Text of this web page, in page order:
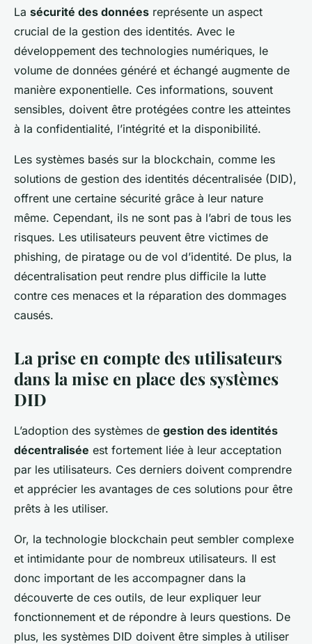
La sécurité des données représente un aspect
crucial de la gestion des identités. Avec le
développement des technologies numériques, le
volume de données généré et échangé augmente de
manière exponentielle. Ces informations, souvent
sensibles, doivent être protégées contre les atteintes
à la confidentialité, l’intégrité et la disponibilité.
Les systèmes basés sur la blockchain, comme les
solutions de gestion des identités décentralisée (DID),
offrent une certaine sécurité grâce à leur nature
même. Cependant, ils ne sont pas à l’abri de tous les
risques. Les utilisateurs peuvent être victimes de
phishing, de piratage ou de vol d’identité. De plus, la
décentralisation peut rendre plus difficile la lutte
contre ces menaces et la réparation des dommages
causés.
La prise en compte des utilisateurs
dans la mise en place des systèmes
DID
L’adoption des systèmes de gestion des identités
décentralisée est fortement liée à leur acceptation
par les utilisateurs. Ces derniers doivent comprendre
et apprécier les avantages de ces solutions pour être
prêts à les utiliser.
Or, la technologie blockchain peut sembler complexe
et intimidante pour de nombreux utilisateurs. Il est
donc important de les accompagner dans la
découverte de ces outils, de leur expliquer leur
fonctionnement et de répondre à leurs questions. De
plus, les systèmes DID doivent être simples à utiliser